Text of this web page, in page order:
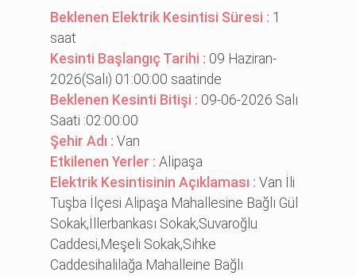
Beklenen Elektrik Kesintisi Süresi : 1
saat
Kesinti Başlangıç Tarihi : 09 Haziran-
2026(Salı) 01:00:00 saatinde
Beklenen Kesinti Bitişi : 09-06-2026 Salı
Saati :02:00:00
Şehir Adı :Van
Etkilenen Yerler :Ali̇paşa
Elektrik Kesintisinin Açıklaması :Van İli
Tuşba İlçesi Alipaşa Mahallesine Bağlı Gül
Sokak,İllerbankası Sokak,Suvaroğlu
Caddesi,Meşeli Sokak,Sıhke
Caddesihalilağa Mahalleine Bağlı